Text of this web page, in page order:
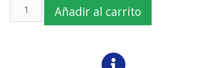
Añadir al carrito